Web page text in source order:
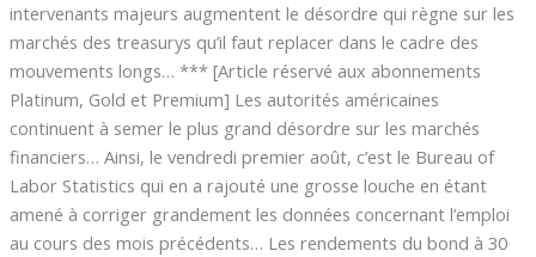
intervenants majeurs augmentent le désordre qui règne sur les
marchés des treasurys qu’il faut replacer dans le cadre des
mouvements longs… *** [Article réservé aux abonnements
Platinum, Gold et Premium] Les autorités américaines
continuent à semer le plus grand désordre sur les marchés
financiers… Ainsi, le vendredi premier août, c’est le Bureau of
Labor Statistics qui en a rajouté une grosse louche en étant
amené à corriger grandement les données concernant l’emploi
au cours des mois précédents… Les rendements du bond à 30